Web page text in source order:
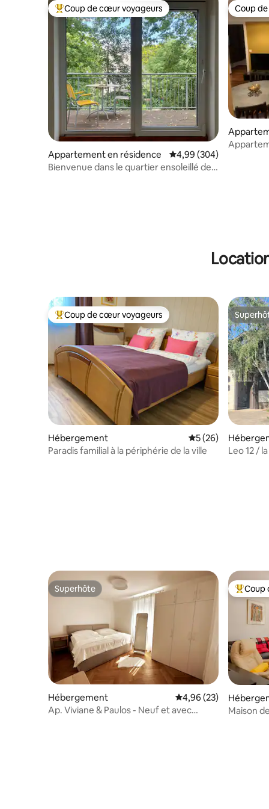
Coups de cœur voyageurs les plus appréciés
Coup de cœur voyageurs
Appartement en résidence Évaluation moyenne
4,99 (304)
Bienvenue dans le quartier ensoleillé de
Coup
Coup
Coups de cœur voyageurs les plus appréciés
Coup de cœur voyageurs
Hébergement Évaluation
5 (26)
Paradis familial à la périphérie de la ville
Leo 12 /
Superhôte
Superhôte
Hébergement Évaluation moyenne
4,96 (23)
Ap. Viviane & Paulos - Neuf et avec
Coups
Coup
Maison